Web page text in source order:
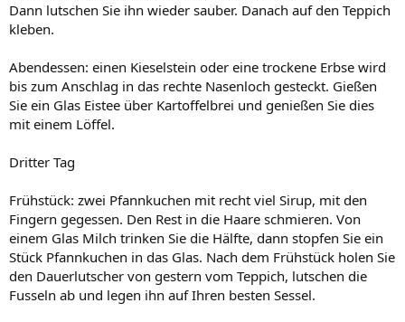
Dann lutschen Sie ihn wieder sauber. Danach auf den Teppich
kleben.
Abendessen: einen Kieselstein oder eine trockene Erbse wird
bis zum Anschlag in das rechte Nasenloch gesteckt. Gießen
Sie ein Glas Eistee über Kartoffelbrei und genießen Sie dies
mit einem Löffel.
Dritter Tag
Frühstück: zwei Pfannkuchen mit recht viel Sirup, mit den
Fingern gegessen. Den Rest in die Haare schmieren. Von
einem Glas Milch trinken Sie die Hälfte, dann stopfen Sie ein
Stück Pfannkuchen in das Glas. Nach dem Frühstück holen Sie
den Dauerlutscher von gestern vom Teppich, lutschen die
Fusseln ab und legen ihn auf Ihren besten Sessel.